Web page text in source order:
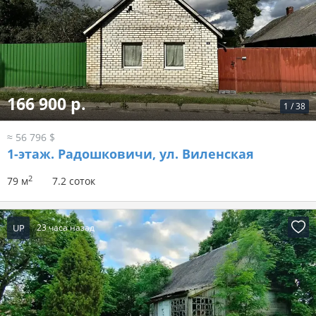
1 /38
166 900 р.
≈ 56 796 $
1-этаж. Радошковичи, ул. Виленская
79 м2 7.2 соток
UP 23 часа назад